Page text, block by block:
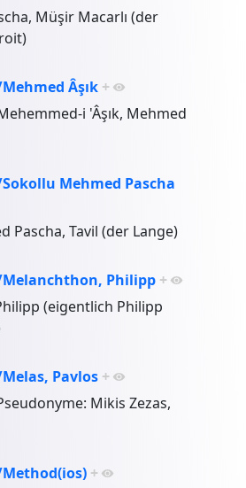
Müşir Macarlı (der
Âşık +
i 'Âşık, Mehmed
Mehmed Pascha
Pascha, Tavil (der Lange)
Melanchthon, Philipp +
(eigentlich Philipp
Pavlos +
Mikis Zezas,
+